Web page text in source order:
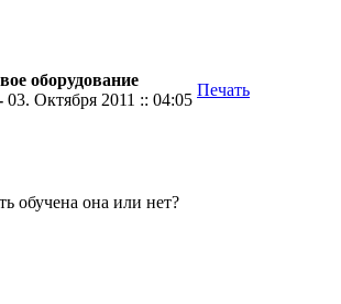
оборудование
03. Октября 2011 :: 04:05
Печать
обучена она или нет?